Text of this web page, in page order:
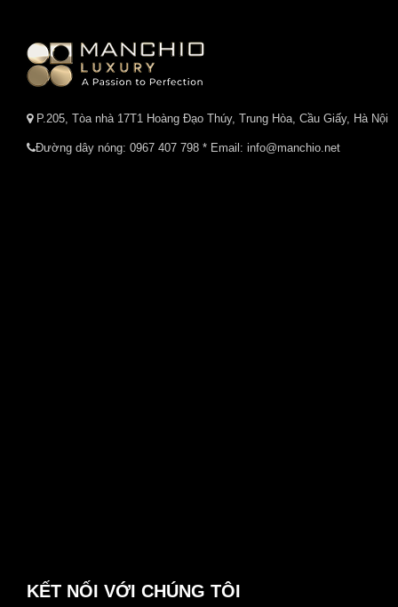
P.205, Tòa nhà 17T1 Hoàng Đạo Thúy, Trung Hòa, Cầu Giấy, Hà Nội
Đường dây nóng: 0967 407 798 * Email: info@manchio.net
KẾT NỐI VỚI CHÚNG TÔI